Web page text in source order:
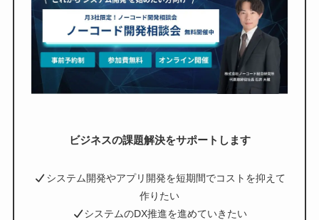
ビジネスの課題解決をサポートします
システム開発やアプリ開発を短期間でコストを抑えて
作りたい
システムのDX推進を進めていきたい